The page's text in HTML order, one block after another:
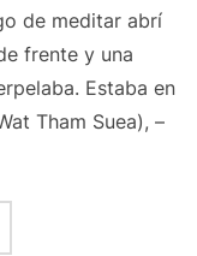
de meditar abrí
frente y una
Estaba en
Tham Suea), –